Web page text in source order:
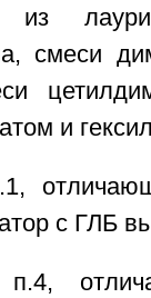
смеси
и
с ГЛБ